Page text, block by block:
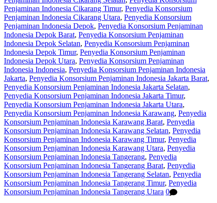
Penjaminan Indonesia Cikarang Timur, Penyedia Konsorsium
Penjaminan Indonesia Cikarang Utara, Penyedia Konsorsium
Penjaminan Indonesia Depok, Penyedia Konsorsium Penjaminan
Indonesia Depok Barat, Penyedia Konsorsium Penjaminan
Indonesia Depok Selatan, Penyedia Konsorsium Penjaminan
Indonesia Depok Timur, Penyedia Konsorsium Penjaminan
Indonesia Depok Utara, Penyedia Konsorsium Penjaminan
Indonesia Indonesia, Penyedia Konsorsium Penjaminan Indonesia
Jakarta, Penyedia Konsorsium Penjaminan Indonesia Jakarta Barat,
Penyedia Konsorsium Penjaminan Indonesia Jakarta Selatan,
Penyedia Konsorsium Penjaminan Indonesia Jakarta Timur,
Penyedia Konsorsium Penjaminan Indonesia Jakarta Utara,
Penyedia Konsorsium Penjaminan Indonesia Karawang, Penyedia
Konsorsium Penjaminan Indonesia Karawang Barat, Penyedia
Konsorsium Penjaminan Indonesia Karawang Selatan, Penyedia
Konsorsium Penjaminan Indonesia Karawang Timur, Penyedia
Konsorsium Penjaminan Indonesia Karawang Utara, Penyedia
Konsorsium Penjaminan Indonesia Tangerang, Penyedia
Konsorsium Penjaminan Indonesia Tangerang Barat, Penyedia
Konsorsium Penjaminan Indonesia Tangerang Selatan, Penyedia
Konsorsium Penjaminan Indonesia Tangerang Timur, Penyedia
Konsorsium Penjaminan Indonesia Tangerang Utara 0